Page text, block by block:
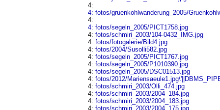
4:
4:fotos/gruenkohlwanderung_2005/
4:
4:fotos/segeln_2005/PICT1758.jpg
4:fotos/schmiri_2003/104-0432_IMG.jpg
4:fotos/fotogalerie/Bild4.jpg
4:fotos/2004/Susolli582.jpg
4:fotos/segeln_2005/PICT1767.jpg
4:fotos/segeln_2005/P1010390.jpg
4:fotos/segeln_2005/DSC01513.jpg
4:fotos/2012/
4:fotos/schmiri_2003/Olli_474.jpg
4:fotos/schmiri_2003/2004_184.jpg
4:fotos/schmiri_2003/2004_183.jpg
4:fotos/schmiri_2003/2004_175.jpg